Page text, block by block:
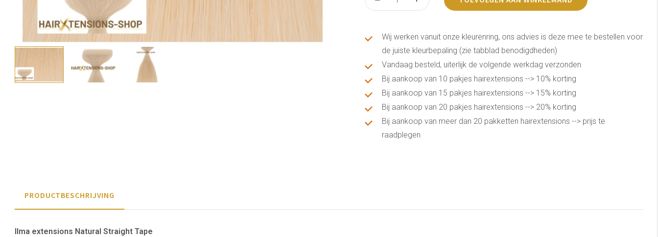
Wij werken vanuit onze kleurenring, ons advies is deze mee te bestellen voor
de juiste kleurbepaling (zie tabblad benodigdheden)
Vandaag besteld, uiterlijk de volgende werkdag verzonden
Bij aankoop van 10 pakjes hairextensions --> 10% korting
Bij aankoop van 15 pakjes hairextensions --> 15% korting
Bij aankoop van 20 pakjes hairextensions --> 20% korting
Bij aankoop van meer dan 20 pakketten hairextensions --> prijs te
raadplegen
PRODUCTBESCHRIJVING
Ilma extensions Natural Straight Tape